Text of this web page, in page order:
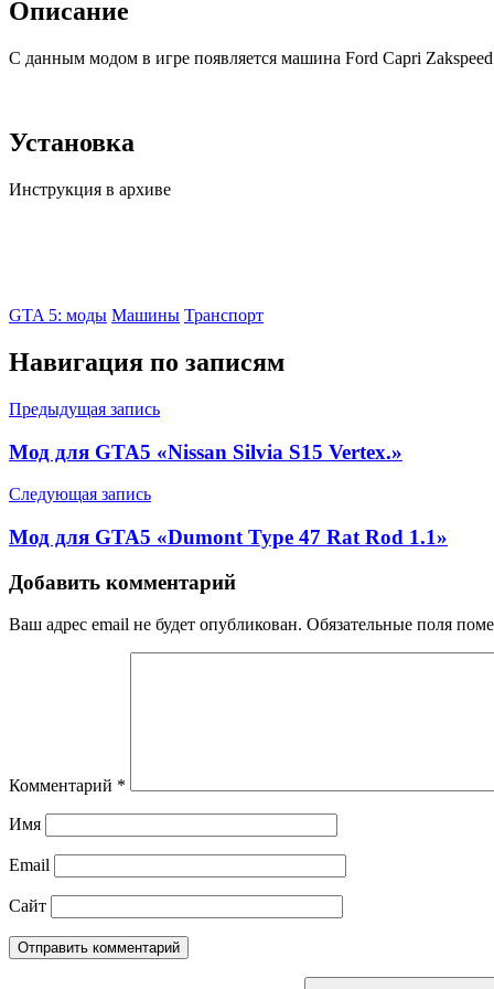
Описание
С данным модом в игре появляется машина Ford Capri Zakspeed
Установка
Инструкция в архиве
GTA 5: моды Машины Транспорт
Навигация по записям
Предыдущая запись
Мод для GTA5 «Nissan Silvia S15 Vertex.»
Следующая запись
Мод для GTA5 «Dumont Type 47 Rat Rod 1.1»
Добавить комментарий
Ваш адрес email не будет опубликован. Обязательные поля
Комментарий *
Имя
Email
Сайт